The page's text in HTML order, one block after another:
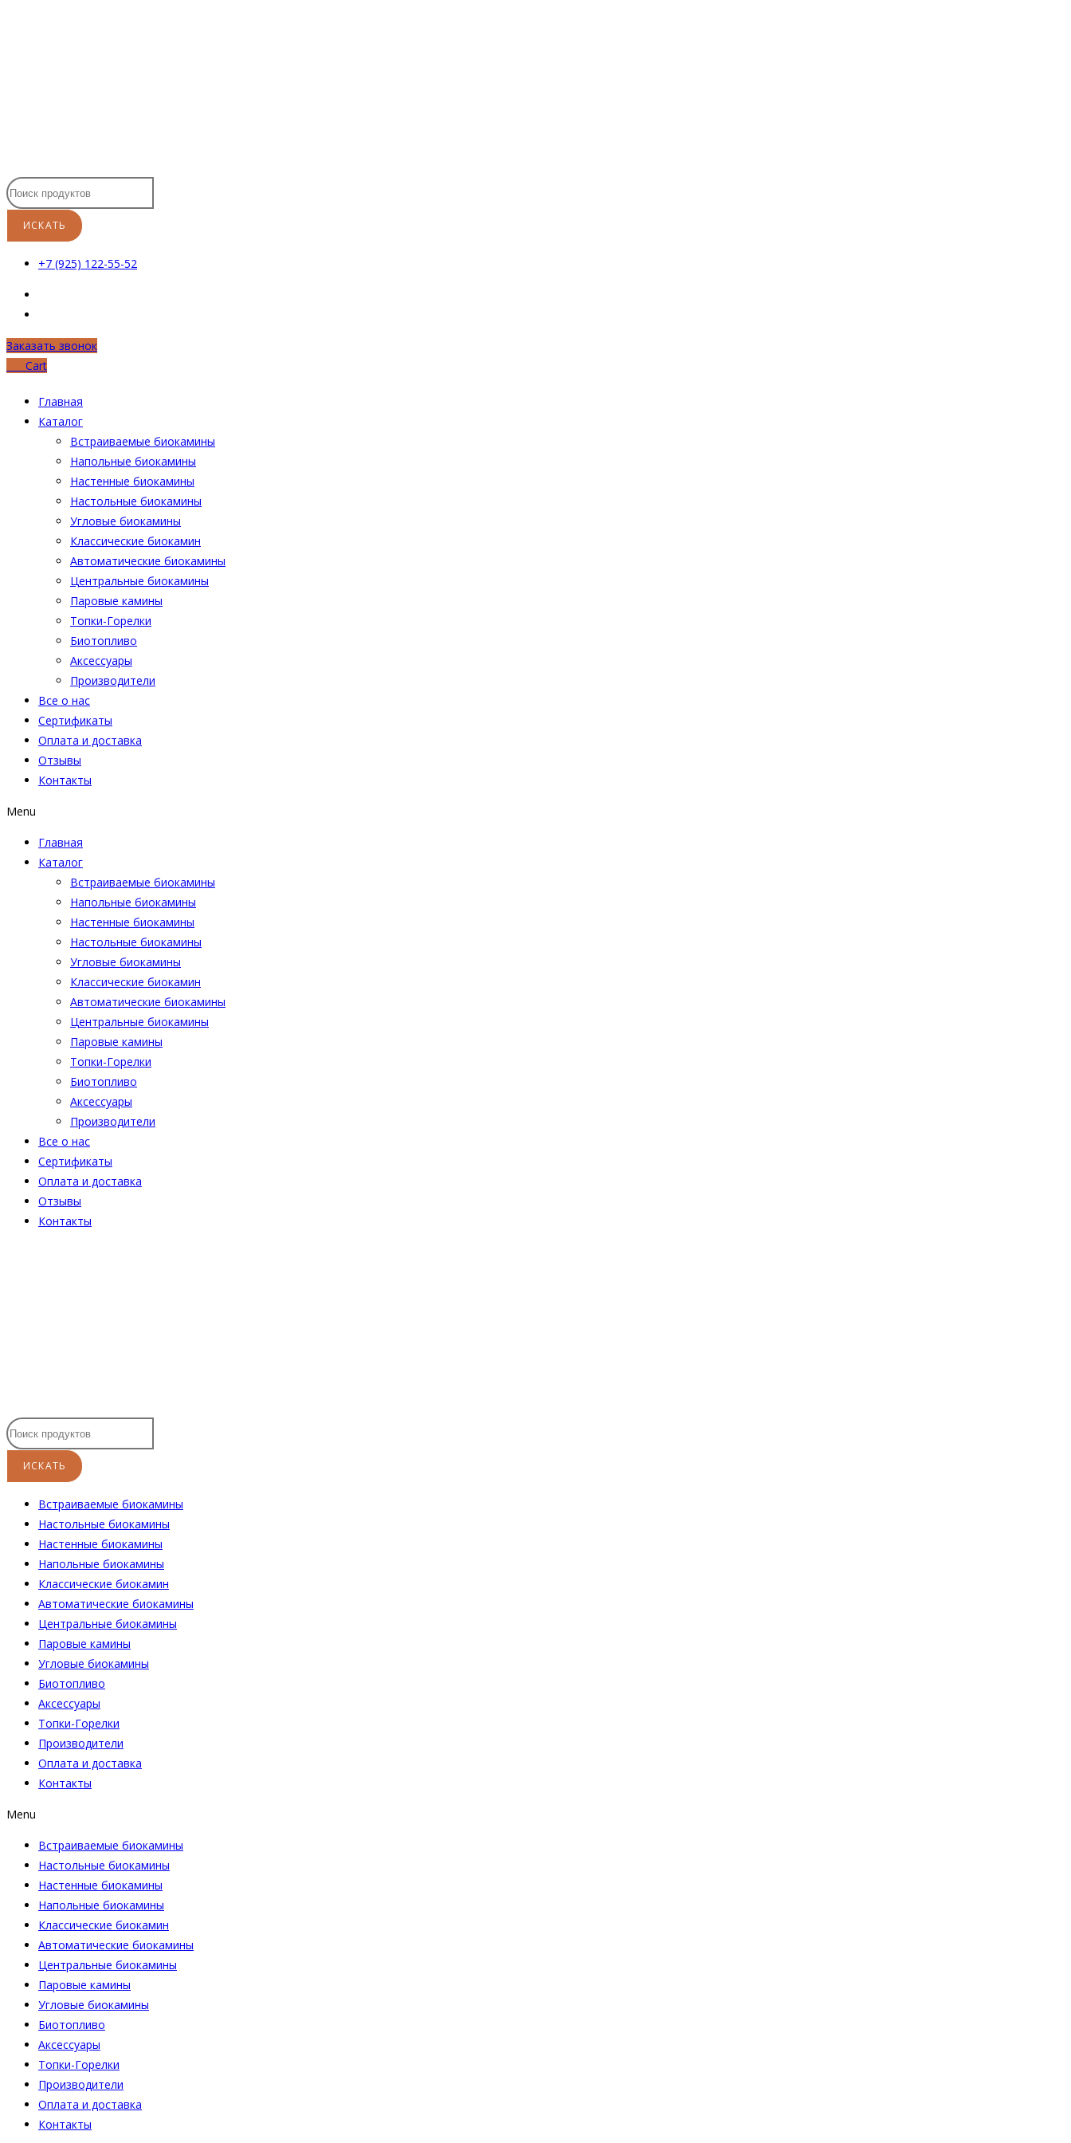
+7 (925) 122-55-52
Заказать звонок
Cart
Главная
Каталог
Встраиваемые биокамины
Напольные биокамины
Настенные биокамины
Настoльные биокамины
Угловые биокамины
Классические биокамин
Автоматические биокамины
Центральные биокамины
Паровые камины
Топки-Горелки
Биотопливо
Аксессуары
Производители
Все о нас
Сертификаты
Оплата и доставка
Отзывы
Контакты
Menu
Главная
Каталог
Встраиваемые биокамины
Напольные биокамины
Настенные биокамины
Настoльные биокамины
Угловые биокамины
Классические биокамин
Автоматические биокамины
Центральные биокамины
Паровые камины
Топки-Горелки
Биотопливо
Аксессуары
Производители
Все о нас
Сертификаты
Оплата и доставка
Отзывы
Контакты
Встраиваемые биокамины
Настoльные биокамины
Настенные биокамины
Напольные биокамины
Классические биокамин
Автоматические биокамины
Центральные биокамины
Паровые камины
Угловые биокамины
Биотопливо
Аксессуары
Топки-Горелки
Производители
Оплата и доставка
Контакты
Menu
Встраиваемые биокамины
Настoльные биокамины
Настенные биокамины
Напольные биокамины
Классические биокамин
Автоматические биокамины
Центральные биокамины
Паровые камины
Угловые биокамины
Биотопливо
Аксессуары
Топки-Горелки
Производители
Оплата и доставка
Контакты